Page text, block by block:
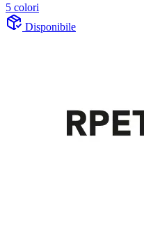
5 colori
Disponibile